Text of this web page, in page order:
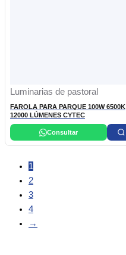
Luminarias de pastoral
FAROLA PARA PARQUE 100W 6500K
12000 LÚMENES CYTEC
Consultar
1
2
3
4
→